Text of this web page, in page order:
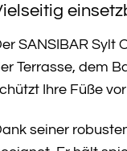
SANSIBAR
Terrasse, dem
Ihre Füße
seiner